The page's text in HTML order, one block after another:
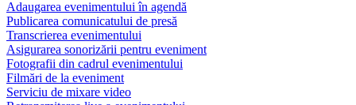
Adaugarea evenimentului în agendă
Publicarea comunicatului de presă
Transcrierea evenimentului
Asigurarea sonorizării pentru eveniment
Fotografii din cadrul evenimentului
Filmări de la eveniment
Serviciu de mixare video